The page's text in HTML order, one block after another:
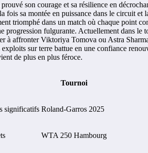
son courage et sa résilience en
sa montée en puissance dans le circuit
triomphé dans un match où chaque point
fulgurante. Actuellement dans
à affronter Viktoriya Tomova ou Astra
sur terre battue en une confiance
de plus en plus féroce.
Tournoi
significatifs Roland-Garros 2025
WTA 250 Hambourg